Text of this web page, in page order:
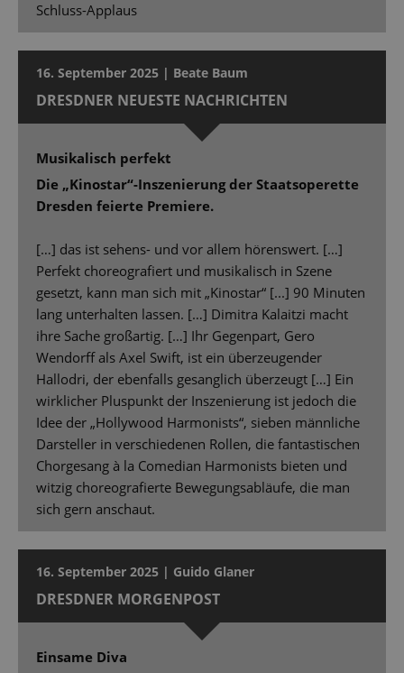
Schluss-Applaus
16. September 2025 | Beate Baum
DRESDNER NEUESTE NACHRICHTEN
Musikalisch perfekt
Die „Kinostar“-Inszenierung der Staatsoperette
Dresden feierte Premiere.
[…] das ist sehens- und vor allem hörenswert. […]
Perfekt choreografiert und musikalisch in Szene
gesetzt, kann man sich mit „Kinostar“ [...] 90 Minuten
lang unterhalten lassen. […] Dimitra Kalaitzi macht
ihre Sache großartig. […] Ihr Gegenpart, Gero
Wendorff als Axel Swift, ist ein überzeugender
Hallodri, der ebenfalls gesanglich überzeugt […] Ein
wirklicher Pluspunkt der Inszenierung ist jedoch die
Idee der „Hollywood Harmonists“, sieben männliche
Darsteller in verschiedenen Rollen, die fantastischen
Chorgesang à la Comedian Harmonists bieten und
witzig choreografierte Bewegungsabläufe, die man
sich gern anschaut.
16. September 2025 | Guido Glaner
DRESDNER MORGENPOST
Einsame Diva